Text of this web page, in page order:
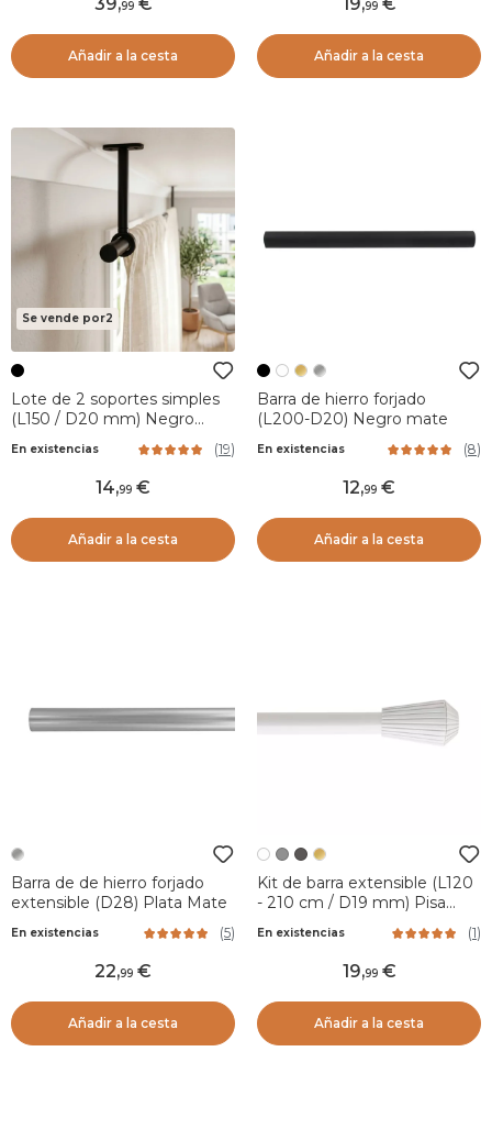
99
Añadir a la cesta
99
Añadir a la cesta
Se vende por2
Lote de 2 soportes simples
(L150 / D20 mm) Negro
En existencias (19)
14,99
Añadir a la cesta
Barra de hierro forjado
(L200-D20) Negro mate
En existencias (8)
12,99
Añadir a la cesta
Barra de de hierro forjado
extensible (D28) Plata Mate
En existencias (5)
22,99
Añadir a la cesta
Kit de barra extensible (L120
- 210 cm / D19 mm) Pisa
En existencias (1)
19,99
Añadir a la cesta